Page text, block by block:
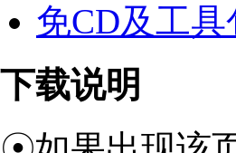
免CD及工具
下载说明